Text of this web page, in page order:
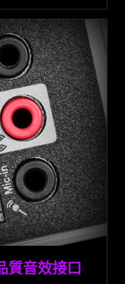
質音效接口